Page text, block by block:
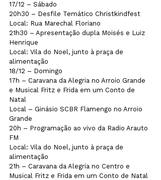
17/12 – Sábado
20h30 – Desfile Temático Christkindfest
Local: Rua Marechal Floriano
21h30 – Apresentação dupla Moisés e Luiz
Henrique
Local: Vila do Noel, junto à praça de
alimentação
18/12 – Domingo
17h – Caravana da Alegria no Arroio Grande
e Musical Fritz e Frida em um Conto de
Natal
Local – Ginásio SCBR Flamengo no Arroio
Grande
20h – Programação ao vivo da Radio Arauto
FM
Local: Vila do Noel, junto à praça de
alimentação
21h – Caravana da Alegria no Centro e
Musical Fritz e Frida em um Conto de Natal